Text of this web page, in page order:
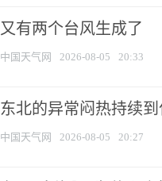
又有两个台风生成了
中国天气网 2026-08-05 20:33
东北的异常闷热持续
中国天气网 2026-08-05 20:27